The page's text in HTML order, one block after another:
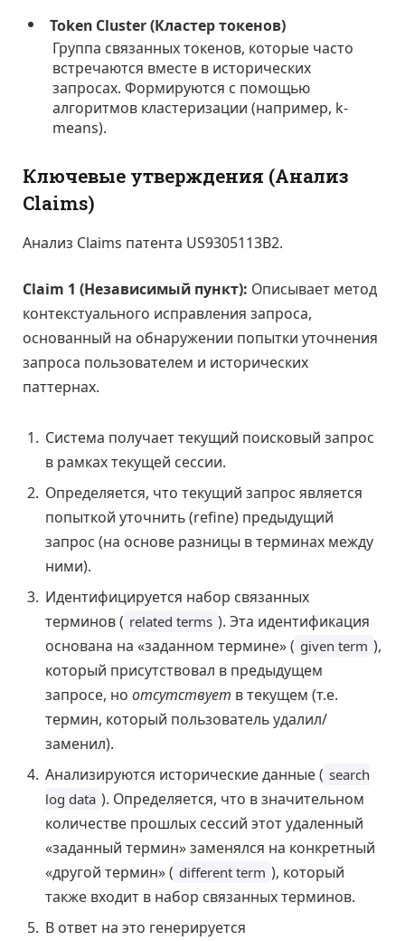
Token Cluster (Кластер токенов)
Группа связанных токенов, которые часто
встречаются вместе в исторических
запросах. Формируются с помощью
алгоритмов кластеризации (например, k-
means).
Ключевые утверждения (Анализ
Claims)
Анализ Claims патента US9305113B2.
Claim 1 (Независимый пункт): Описывает метод
контекстуального исправления запроса,
основанный на обнаружении попытки уточнения
запроса пользователем и исторических
паттернах.
Система получает текущий поисковый запрос
в рамках текущей сессии.
Определяется, что текущий запрос является
попыткой уточнить (refine) предыдущий
запрос (на основе разницы в терминах между
ними).
Идентифицируется набор связанных
терминов ( related terms ). Эта идентификация
основана на «заданном термине» ( given term ),
который присутствовал в предыдущем
запросе, но отсутствует в текущем (т.е.
термин, который пользователь удалил/
заменил).
Анализируются исторические данные ( search
log data ). Определяется, что в значительном
количестве прошлых сессий этот удаленный
«заданный термин» заменялся на конкретный
«другой термин» ( different term ), который
также входит в набор связанных терминов.
В ответ на это генерируется